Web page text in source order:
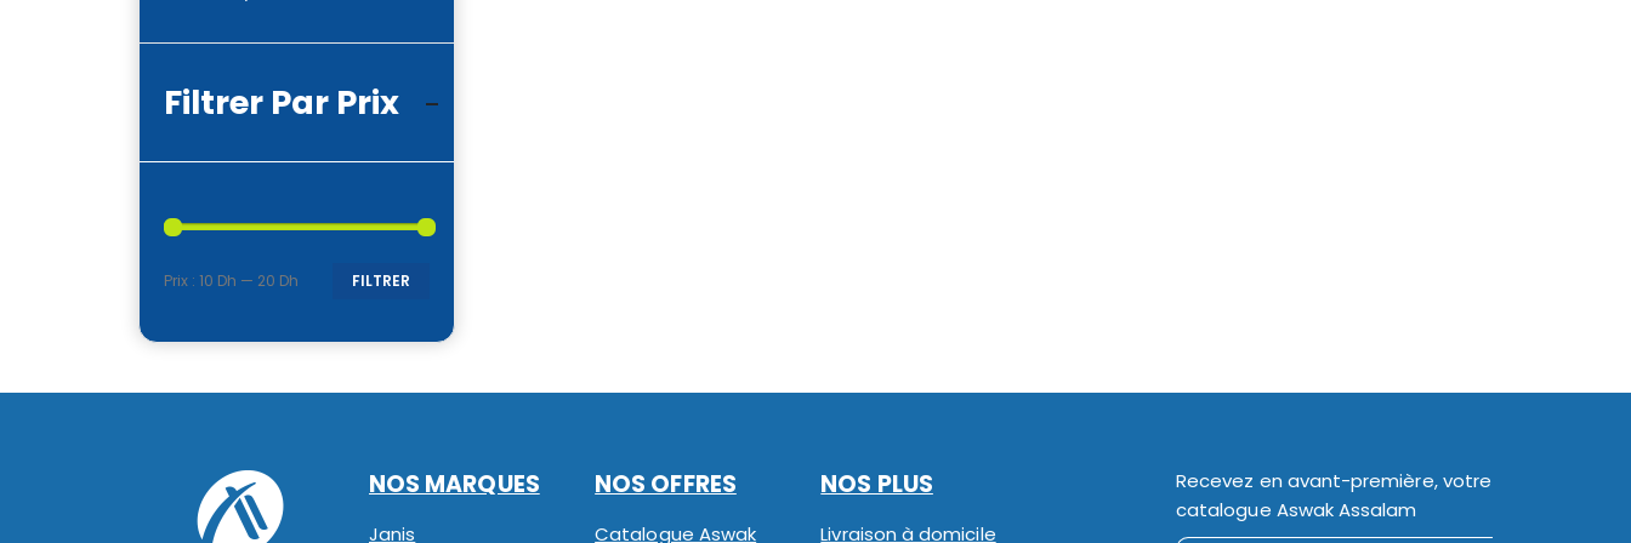
Filtrer Par Prix
FILTRER
Prix : 10 Dh — 20 Dh
NOS MARQUES
Janis
NOS OFFRES
Catalogue Aswak
NOS PLUS
Livraison à domicile
Recevez en avant-première, votre
catalogue Aswak Assalam